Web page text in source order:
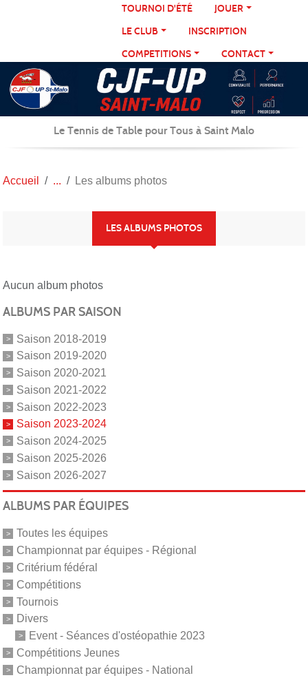
TOURNOI D'ÉTÉ
JOUER
LE CLUB
INSCRIPTION
COMPETITIONS
CONTACT
Le Tennis de Table pour Tous à Saint Malo
Accueil Les albums photos
LES ALBUMS PHOTOS
Aucun album photos
ALBUMS PAR SAISON
Saison 2018-2019
Saison 2019-2020
Saison 2020-2021
Saison 2021-2022
Saison 2022-2023
Saison 2023-2024
Saison 2024-2025
Saison 2025-2026
Saison 2026-2027
ALBUMS PAR ÉQUIPES
Toutes les équipes
Championnat par équipes - Régional
Critérium fédéral
Compétitions
Tournois
Divers
Event - Séances d'ostéopathie 2023
Compétitions Jeunes
Championnat par équipes - National
Panneau de gestion des cookies